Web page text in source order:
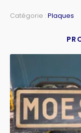
Catégorie : Plaques